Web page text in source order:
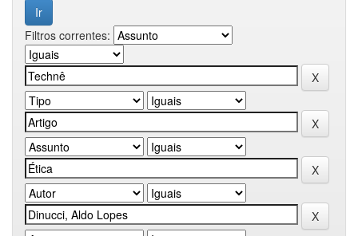
Filtros correntes: